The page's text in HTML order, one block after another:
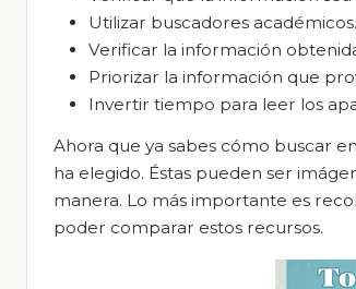
Utilizar buscadores académicos.
Verificar la información
Priorizar la información que
Invertir tiempo para leer los
Ahora que ya sabes cómo buscar
ha elegido. Éstas pueden ser
manera. Lo más importante es
poder comparar estos recursos.